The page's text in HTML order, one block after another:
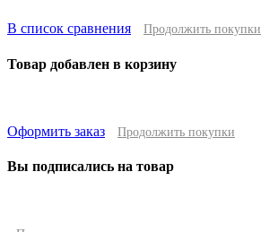
В список сравнения Продолжить покупки
Товар добавлен в корзину
Оформить заказ Продолжить покупки
Вы подписались на товар